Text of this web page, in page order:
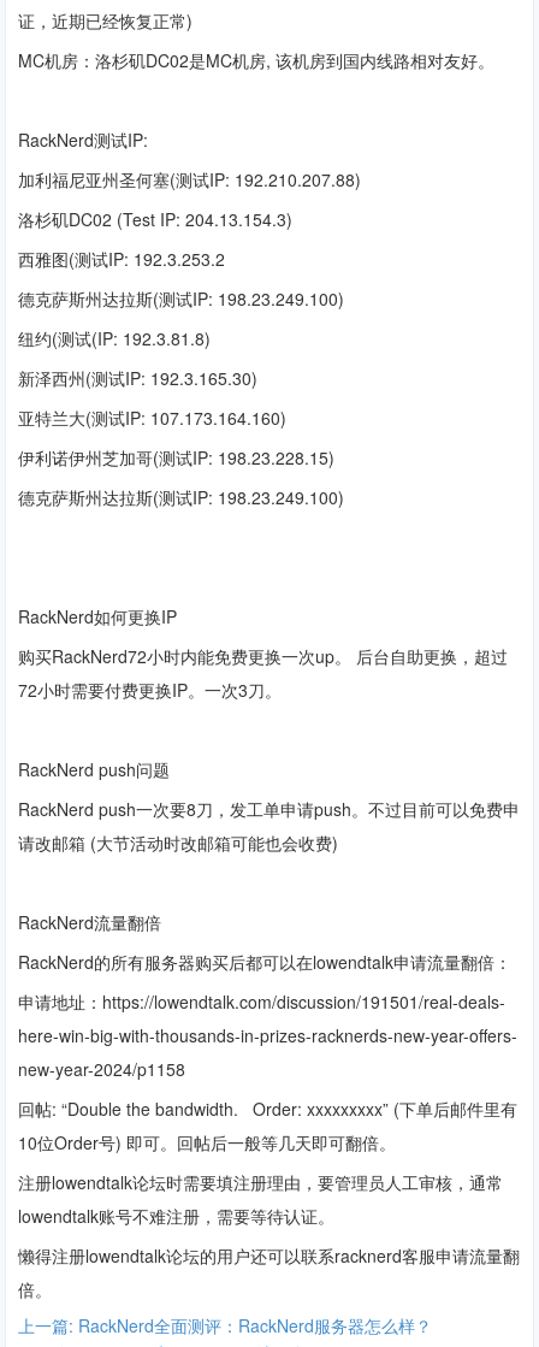
证，近期已经恢复正常)
MC机房：洛杉矶DC02是MC机房, 该机房到国内线路相对友好。
RackNerd测试IP:
加利福尼亚州圣何塞(测试IP: 192.210.207.88)
洛杉矶DC02 (Test IP: 204.13.154.3)
西雅图(测试IP: 192.3.253.2
德克萨斯州达拉斯(测试IP: 198.23.249.100)
纽约(测试(IP: 192.3.81.8)
新泽西州(测试IP: 192.3.165.30)
亚特兰大(测试IP: 107.173.164.160)
伊利诺伊州芝加哥(测试IP: 198.23.228.15)
德克萨斯州达拉斯(测试IP: 198.23.249.100)
RackNerd如何更换IP
购买RackNerd72小时内能免费更换一次up。 后台自助更换，超过
72小时需要付费更换IP。一次3刀。
RackNerd push问题
RackNerdpush一次要8刀，发工单申请push。不过目前可以免费申
请改邮箱 (大节活动时改邮箱可能也会收费)
RackNerd流量翻倍
RackNerd的所有服务器购买后都可以在lowendtalk申请流量翻倍：
申请地址：https://lowendtalk.com/discussion/191501/real-deals-
here-win-big-with-thousands-in-prizes-racknerds-new-year-offers-
new-year-2024/p1158
回帖: “Double the bandwidth. Order: xxxxxxxxx” (下单后邮件里有
10位Order号) 即可。回帖后一般等几天即可翻倍。
注册lowendtalk论坛时需要填注册理由，要管理员人工审核，通常
lowendtalk账号不难注册，需要等待认证。
懒得注册lowendtalk论坛的用户还可以联系racknerd客服申请流量翻
倍。
上一篇: RackNerd全面测评：RackNerd服务器怎么样？